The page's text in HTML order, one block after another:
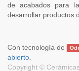
de acabados para
desarrollar productos
Con tecnología de
abierto
Copyright ©